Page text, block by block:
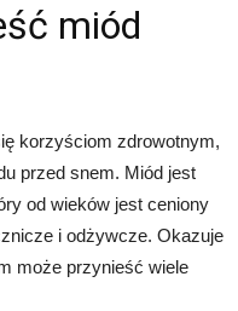
miód
korzyściom zdrowotnym,
przed snem. Miód jest
od wieków jest ceniony
i odżywcze. Okazuje
może przynieść wiele